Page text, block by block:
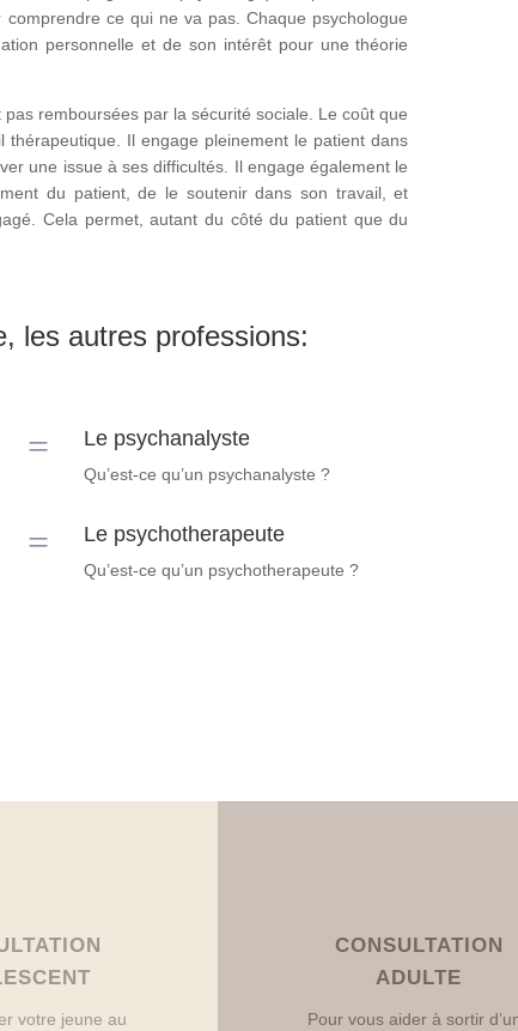
ce qui ne va pas. Chaque psychologue
personnelle et de son intérêt pour une théorie
remboursées par la sécurité sociale. Le coût que
Il engage pleinement le patient dans
une issue à ses difficultés. Il engage également le
du patient, de le soutenir dans son travail, et
Cela permet, autant du côté du patient que du
les autres professions:
= Le psychanalyste
Qu’est-ce qu’un psychanalyste ?
= Le psychotherapeute
Qu’est-ce qu’un psychotherapeute ?
votre jeune au
CONSULTATION
ADULTE
Pour vous aider à sortir